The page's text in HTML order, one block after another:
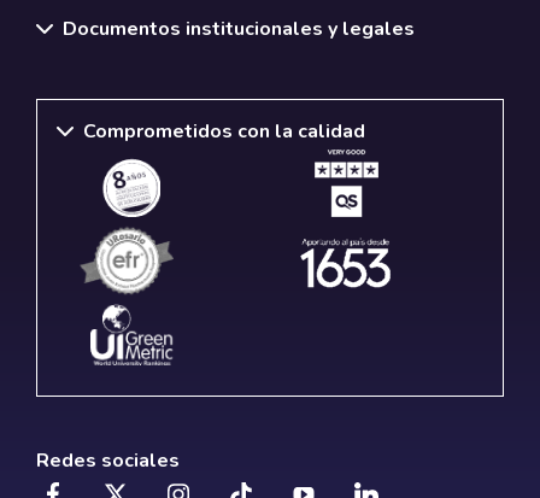
Documentos institucionales y legales
Comprometidos con la calidad
Redes sociales